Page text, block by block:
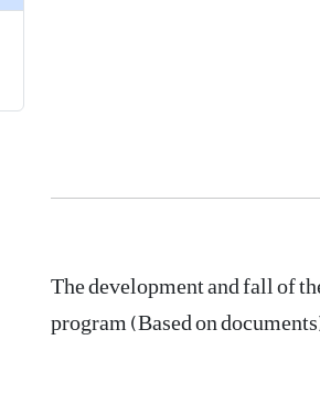
The development and fall of
program (Based on